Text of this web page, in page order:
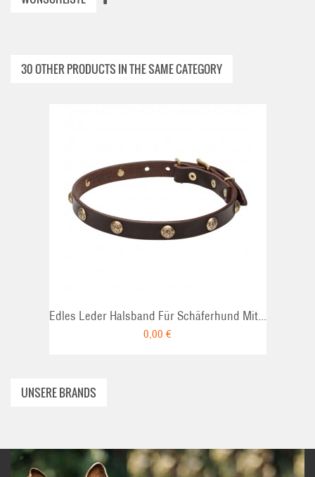
30 OTHER PRODUCTS IN THE SAME CATEGORY
Edles Leder Halsband Für Schäferhund Mit...
0,00 €
UNSERE BRANDS